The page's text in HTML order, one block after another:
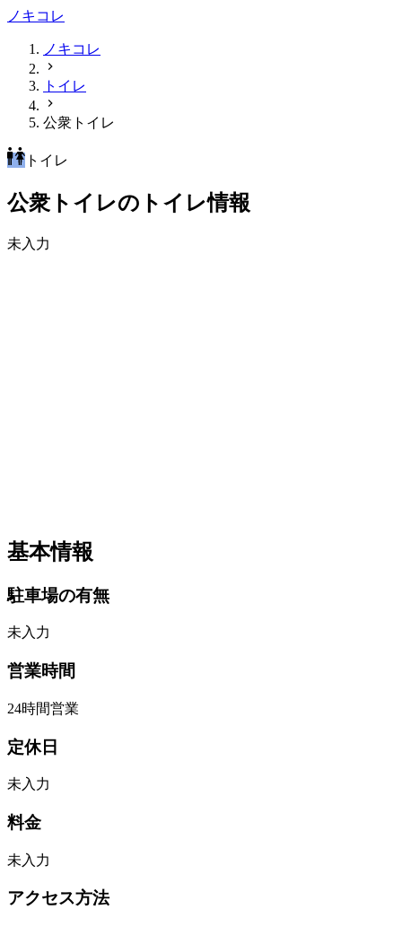
ノキコレ
ノキコレ
トイレ
公衆トイレ
トイレ
公衆トイレのトイレ情報
未入力
基本情報
駐車場の有無
未入力
営業時間
24時間営業
定休日
未入力
料金
未入力
アクセス方法